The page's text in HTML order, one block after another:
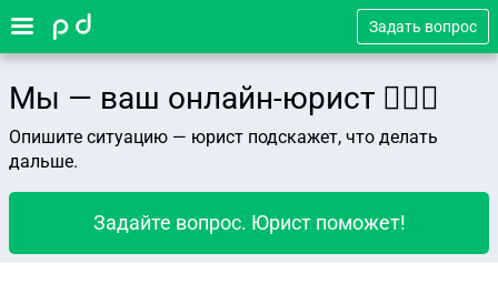
Задать вопрос
Мы — ваш онлайн-юрист 👨🏻‍⚖️
Опишите ситуацию — юрист подскажет, что делать
дальше.
Задайте вопрос. Юрист поможет!